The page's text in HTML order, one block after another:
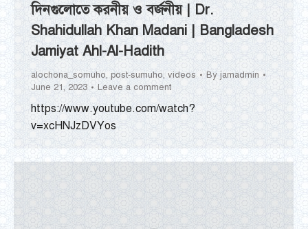
দিনগুলোতে করনীয় ও বর্জনীয় | Dr.
Shahidullah Khan Madani | Bangladesh
Jamiyat Ahl-Al-Hadith
alochona_somuho, post-sumuho, videos By jamadmin
June 21, 2023
Leave a comment
https://www.youtube.com/watch?
v=xcHNJzDVYos